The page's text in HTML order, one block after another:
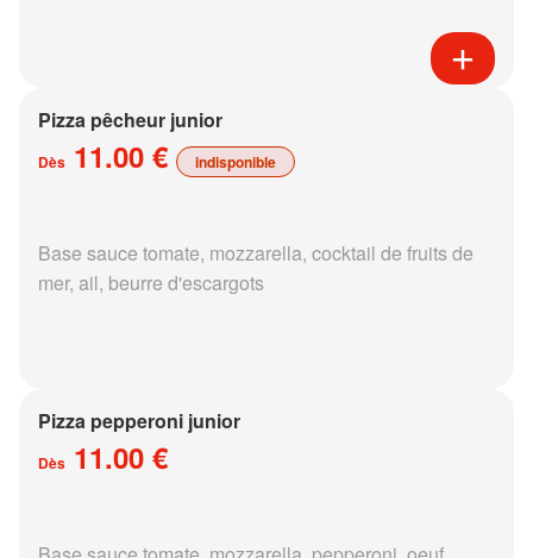
Pizza pêcheur junior
Dès 11.00 € indisponible
Base sauce tomate, mozzarella, cocktail de fruits de
mer, ail, beurre d'escargots
Pizza pepperoni junior
Dès 11.00 €